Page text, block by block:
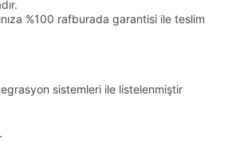
%100 rafburada garantisi ile teslim
sistemleri ile listelenmiştir